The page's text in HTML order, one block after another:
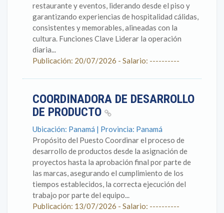
restaurante y eventos, liderando desde el piso y
garantizando experiencias de hospitalidad cálidas,
consistentes y memorables, alineadas con la
cultura. Funciones Clave Liderar la operación
diaria...
Publicación: 20/07/2026 - Salario: ----------
COORDINADORA DE DESARROLLO
DE PRODUCTO
Ubicación: Panamá | Provincia: Panamá
Propósito del Puesto Coordinar el proceso de
desarrollo de productos desde la asignación de
proyectos hasta la aprobación final por parte de
las marcas, asegurando el cumplimiento de los
tiempos establecidos, la correcta ejecución del
trabajo por parte del equipo...
Publicación: 13/07/2026 - Salario: ----------